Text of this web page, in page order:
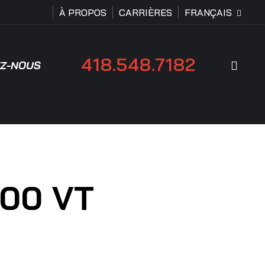
À PROPOS CARRIÈRES FRANÇAIS
NOUS 418.548.7182
VT